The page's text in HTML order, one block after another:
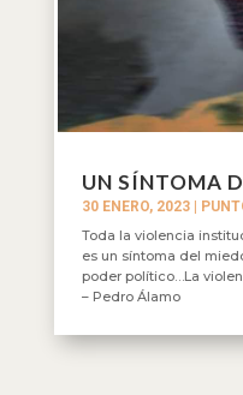
UN SÍNTOMA
30 ENERO, 2023|
Toda la violencia
es un síntoma del
poder político…La
– Pedro Álamo